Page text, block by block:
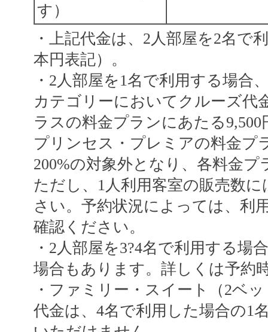
す）
・上記代金は、2人部屋を2名で
本円表記）。
・2人部屋を1名で利用する場合
カテゴリーにおいてクルーズ代
ラスの料金プランにあたる9,500
プリンセス・プレミアの料金プ
200%の対象外となり、各料金
ただし、1人利用客室の販売数
さい。予約状況によっては、利
確認ください。
・2人部屋を3?4名で利用する
場合もあります。詳しくは予約
・ファミリー・スイート（2ベ
代金は、4名で利用した場合の1